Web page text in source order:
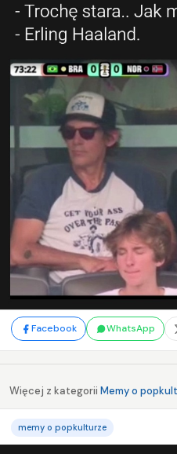
Facebook WhatsApp
Więcej z kategorii Memy o
memy o popkulturze